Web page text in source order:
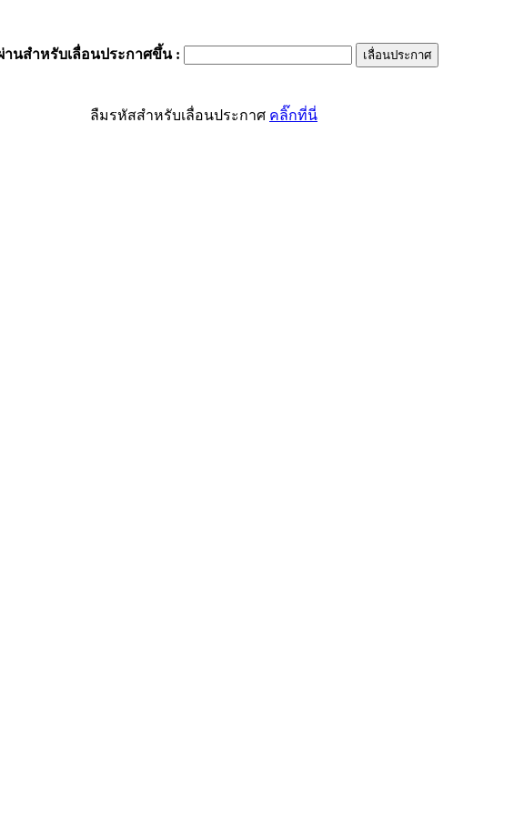
านสำหรับเลื่อนประกาศขึ้น:
ลืมรหัสสำหรับเลื่อนประกาศ คลิ๊กที่นี่